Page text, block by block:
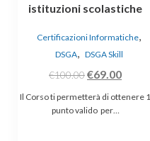
istituzioni scolastiche
Certificazioni Informatiche,
DSGA, DSGA Skill
€100.00Il
prezzo
originale
€69.00Il
prezzo
Il Corso ti permetterà di ottenere 1
punto valido per…